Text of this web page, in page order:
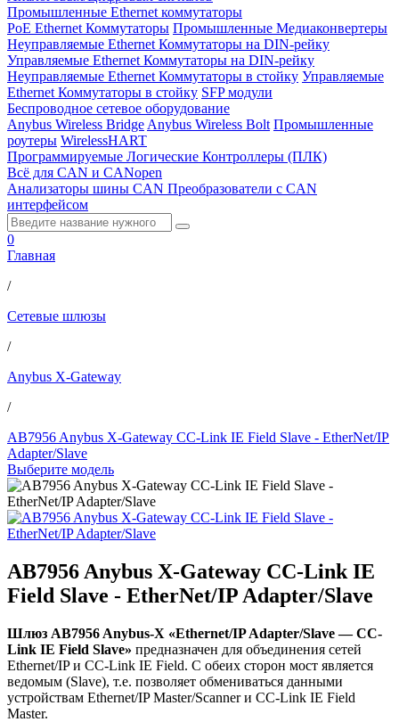
Промышленные Ethernet коммутаторы
PoE Ethernet Коммутаторы Промышленные Медиаконвертеры
Неуправляемые Ethernet Коммутаторы на DIN-рейку
Управляемые Ethernet Коммутаторы на DIN-рейку
Неуправляемые Ethernet Коммутаторы в стойку Управляемые
Ethernet Коммутаторы в стойку SFP модули
Беспроводное сетевое оборудование
Anybus Wireless Bridge Anybus Wireless Bolt Промышленные
роутеры WirelessHART
Программируемые Логические Контроллеры (ПЛК)
Всё для CAN и CANopen
Анализаторы шины CAN Преобразователи с CAN
интерфейсом
0
Главная
/
Сетевые шлюзы
/
Anybus X-Gateway
/
AB7956 Anybus X-Gateway CC-Link IE Field Slave - EtherNet/IP
Adapter/Slave
Выберите модель
AB7956 Anybus X-Gateway CC-Link IE
Field Slave - EtherNet/IP Adapter/Slave
Шлюз AB7956 Anybus-X «Ethernet/IP Adapter/Slave — CC-
Link IE Field Slave» предназначен для объединения сетей
Ethernet/IP и CC-Link IE Field. С обеих сторон мост является
ведомым (Slave), т.е. позволяет обмениваться данными
устройствам Ethernet/IP Master/Scanner и CC-Link IE Field
Master.